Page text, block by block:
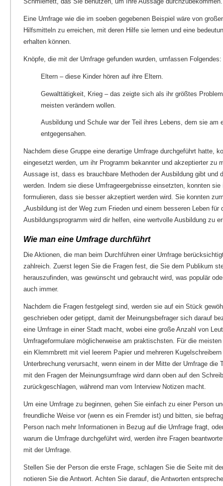
Eine Umfrage wie die im soeben gegebenen Beispiel wäre von
Hilfsmitteln zu erreichen, mit deren Hilfe sie lernen und eine
erhalten können.
Knöpfe, die mit der Umfrage gefunden wurden, umfassen Folgendes:
Eltern – diese Kinder hören auf ihre Eltern.
Gewalttätigkeit, Krieg – das zeigte sich als ihr größtes
meisten verändern wollen.
Ausbildung und Schule war der Teil ihres Lebens, dem sie am
entgegensahen.
Nachdem diese Gruppe eine derartige Umfrage durchgeführt hatte,
eingesetzt werden, um ihr Programm bekannter und akzeptierter zu
Aussage ist, dass es brauchbare Methoden der Ausbildung gibt und
werden. Indem sie diese Umfrageergebnisse einsetzten, konnten sie
formulieren, dass sie besser akzeptiert werden wird. Sie konnten
„Ausbildung ist der Weg zum Frieden und einem besseren Leben für
Ausbildungsprogramm wird dir helfen, eine wertvolle Ausbildung zu
Wie man eine Umfrage durchführt
Die Aktionen, die man beim Durchführen einer Umfrage
zahlreich. Zuerst legen Sie die Fragen fest, die Sie dem Publikum
herauszufinden, was gewünscht und gebraucht wird, was populär
auch immer.
Nachdem die Fragen festgelegt sind, werden sie auf ein Stück
geschrieben oder getippt, damit der Meinungsbefrager sich darauf
eine Umfrage in einer Stadt macht, wobei eine große Anzahl von
Umfrageformulare möglicherweise am praktischsten. Für die
ein Klemmbrett mit viel leerem Papier und mehreren
Unterbrechung verursacht, wenn einem in der Mitte der Umfrage die
mit den Fragen der Meinungsumfrage wird dann oben auf den
zurückgeschlagen, während man vom Interview Notizen macht.
Um eine Umfrage zu beginnen, gehen Sie einfach zu einer Person
freundliche Weise vor (wenn es ein Fremder ist) und bitten, sie
Person nach mehr Informationen in Bezug auf die Umfrage fragt,
warum die Umfrage durchgeführt wird, werden ihre Fragen
mit der Umfrage.
Stellen Sie der Person die erste Frage, schlagen Sie die Seite mit
notieren Sie die Antwort. Achten Sie darauf, die Antworten